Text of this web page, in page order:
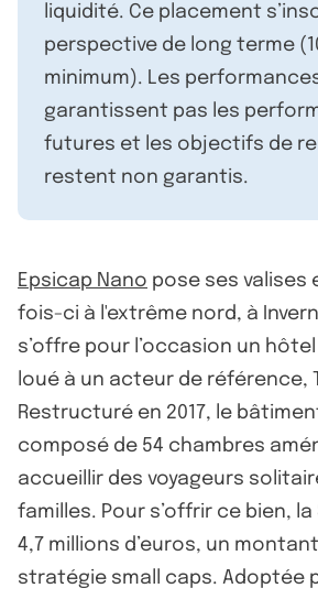
liquidité. Ce placement
perspective de long terme
minimum). Les
garantissent pas les
futures et les objectifs de
restent non garantis.
Epsicap Nano pose ses valises
fois-ci à l'extrême nord, à
s’offre pour l’occasion un
loué à un acteur de référence,
Restructuré en 2017, le
composé de 54 chambres
accueillir des voyageurs
familles. Pour s’offrir ce bien, la
4,7 millions d’euros, un
stratégie small caps. Adoptée